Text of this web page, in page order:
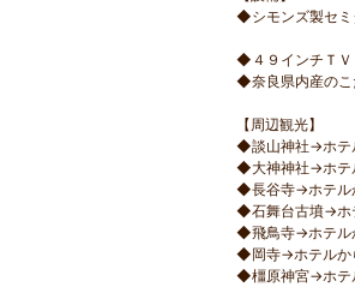
◆シモンズ製セミ
◆４９インチＴ
◆奈良県内産のこ
【周辺観光】
◆談山神社→ホテ
◆大神神社→ホテ
◆長谷寺→ホテル
◆石舞台古墳→ホ
◆飛鳥寺→ホテル
◆岡寺→ホテルか
◆橿原神宮→ホテ